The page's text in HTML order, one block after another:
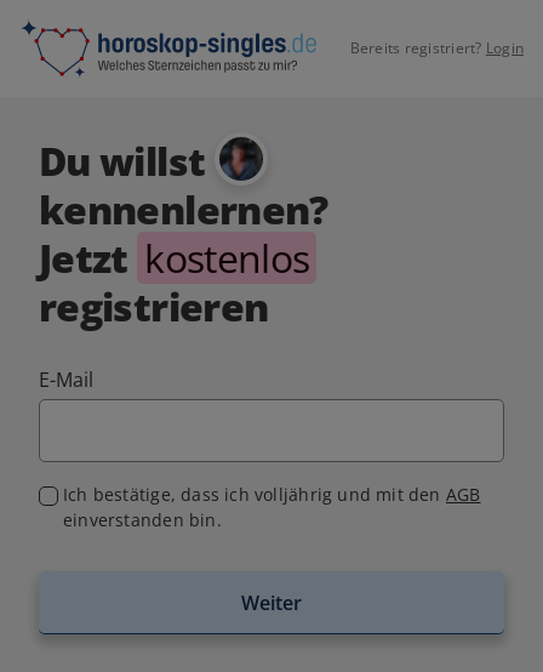
Bereits registriert? Login
Du willst
kennenlernen?
Jetzt kostenlos
registrieren
E-Mail
Ich bestätige, dass ich volljährig und mit den AGB
einverstanden bin.
Weiter